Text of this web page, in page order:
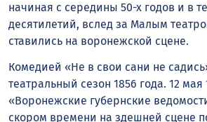
начиная с середины 50-х годов и в
десятилетий, вслед за Малым
ставились на воронежской сцене.
Комедией «Не в свои сани не
театральный сезон 1856 года. 12 мая
«Воронежские губернские
скором времени на здешней сцене